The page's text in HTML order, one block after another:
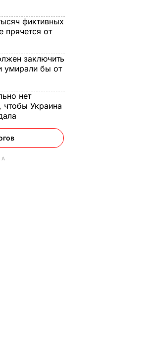
фиктивных
прячется от
заключить
умирали бы от
нет
Украина